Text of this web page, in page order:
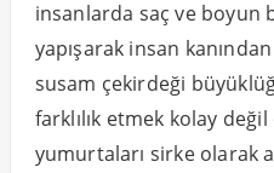
insanlarda saç ve boyun
yapışarak insan
susam çekirdeği
farklılık etmek kolay
yumurtaları sirke olarak